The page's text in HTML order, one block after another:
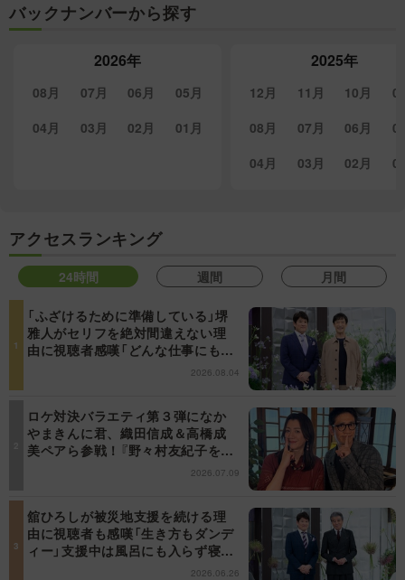
バックナンバーから探す
2026年
08月 07月 06月
05月
04月
03月 02月 01月
2025年
12月 11月 10月
08月
07月 06月
04月
03月 02月
アクセスランキング
24時間 週間 月間
「ふざけるために準備している」堺
雅人がセリフを絶対間違えない理
由に視聴者感嘆「どんな仕事にも当
てはまる」【日曜日の初耳学】2026.08.04
ロケ対決バラエティ第３弾になか
やまきんに君、織田信成＆高橋成
美ペアら参戦！『野々村友紀子を黙
らせろ！』１２日（日）昼に放送！
2026.07.09
舘ひろしが被災地支援を続ける理
由に視聴者も感嘆「生き方もダンデ
ィー」支援中は風呂にも入らず寝袋
で寝泊まり【日曜日の初耳学】2026.06.26